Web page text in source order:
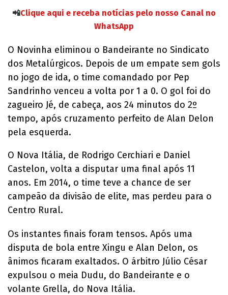
📲Clique aqui e receba notícias pelo nosso Canal no
WhatsApp
O Novinha eliminou o Bandeirante no Sindicato
dos Metalúrgicos. Depois de um empate sem gols
no jogo de ida, o time comandado por Pep
Sandrinho venceu a volta por 1 a 0. O gol foi do
zagueiro Jé, de cabeça, aos 24 minutos do 2º
tempo, após cruzamento perfeito de Alan Delon
pela esquerda.
O Nova Itália, de Rodrigo Cerchiari e Daniel
Castelon, volta a disputar uma final após 11
anos. Em 2014, o time teve a chance de ser
campeão da divisão de elite, mas perdeu para o
Centro Rural.
Os instantes finais foram tensos. Após uma
disputa de bola entre Xingu e Alan Delon, os
ânimos ficaram exaltados. O árbitro Júlio César
expulsou o meia Dudu, do Bandeirante e o
volante Grella, do Nova Itália.